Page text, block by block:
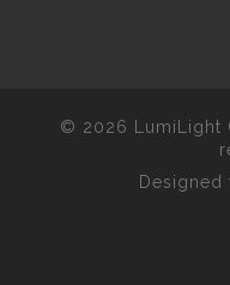
© 2026 LumiLight
Designed